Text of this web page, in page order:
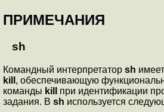
ПРИМЕЧАНИЯ
sh
Командный интерпретатор sh
kill , обеспечивающую
команды kill
при идентификации
задания. В sh используется